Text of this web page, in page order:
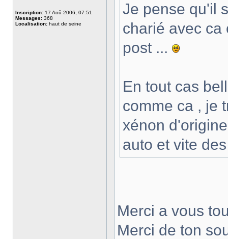
Inscription: 17 Aoû 2006, 07:51
Messages: 368
Localisation: haut de seine
Je pense qu'il
charié avec ca
post ...
En tout cas
comme ca , je
xénon
auto et vite
Merci a vous
Merci de ton